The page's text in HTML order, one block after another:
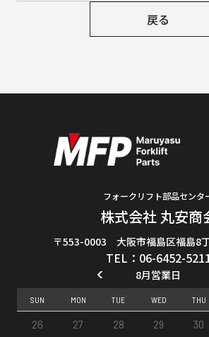
戻る
フォークリフト部品センタ
株式会社 丸安商
〒553-0003 大阪市福島区福島8
TEL：06-6452-
8月営業日
SUN MON TUE WED THU
26 27 28 29 30